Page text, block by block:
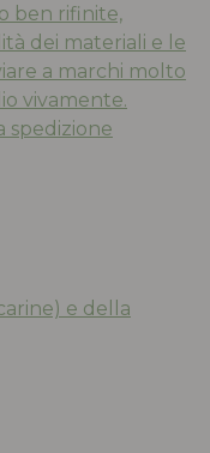
ben rifinite,
dei materiali e le
a marchi molto
vivamente.
spedizione
e della